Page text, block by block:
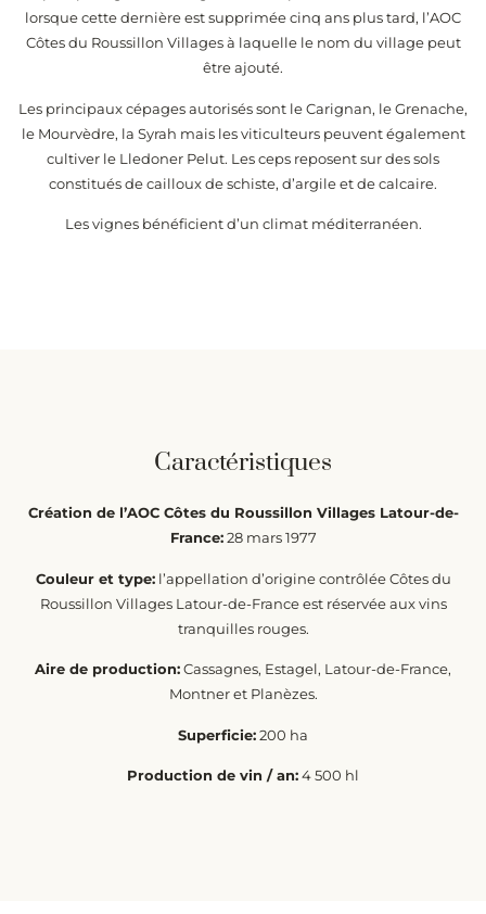
lorsque cette dernière est supprimée cinq ans plus tard, l’AOC
Côtes du Roussillon Villages à laquelle le nom du village peut
être ajouté.
Les principaux cépages autorisés sont le Carignan, le Grenache,
le Mourvèdre, la Syrah mais les viticulteurs peuvent également
cultiver le Lledoner Pelut. Les ceps reposent sur des sols
constitués de cailloux de schiste, d’argile et de calcaire.
Les vignes bénéficient d’un climat méditerranéen.
Caractéristiques
Création de l’AOC Côtes du Roussillon Villages Latour-de-
France:28 mars 1977
Couleur et type:l’appellation d’origine contrôlée Côtes du
Roussillon Villages Latour-de-France est réservée aux vins
tranquilles rouges.
Aire de production:Cassagnes, Estagel, Latour-de-France,
Montner et Planèzes.
Superficie:200 ha
Production de vin / an:4 500 hl